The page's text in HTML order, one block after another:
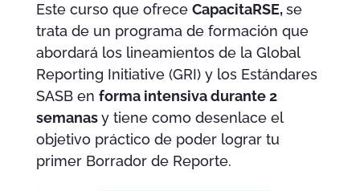
Este curso que ofrece CapacitaRSE,se
trata de un programa de formación que
abordará los lineamientos de la Global
Reporting Initiative (GRI) y los Estándares
SASB en forma intensiva durante 2
semanasy tiene como desenlace el
objetivo práctico de poder lograr tu
primer Borrador de Reporte.